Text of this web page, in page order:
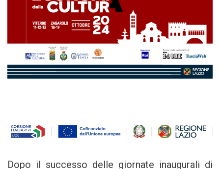
Dopo il successo delle giornate inaugurali di